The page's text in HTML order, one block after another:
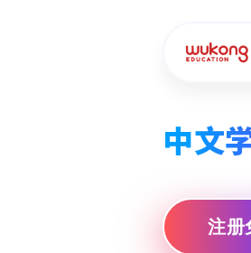
中文
注册